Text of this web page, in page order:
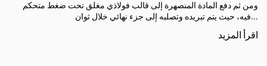
ومن ثم دفع المادة المنصهرة إلى قالب فولاذي مغلق تحت ضغط متحكم
فيه، حيث يتم تبريده وتصلبه إلى جزء نهائي خلال ثوان...
اقرأ المزيد